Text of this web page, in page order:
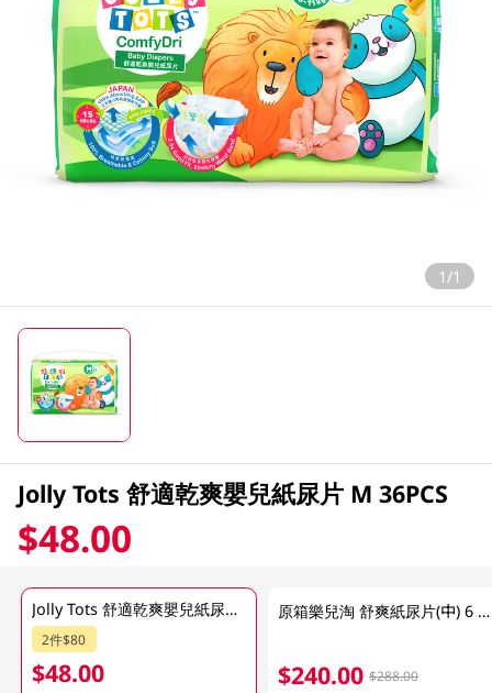
1/1
Jolly Tots 舒適乾爽嬰兒紙尿片 M 36PCS
$48.00
Jolly Tots 舒適乾爽嬰兒紙尿片 M 36PCS
2件$80
$48.00
原箱樂兒淘 舒爽紙尿片(中) 6 X 36PC
$240.00 $288.00